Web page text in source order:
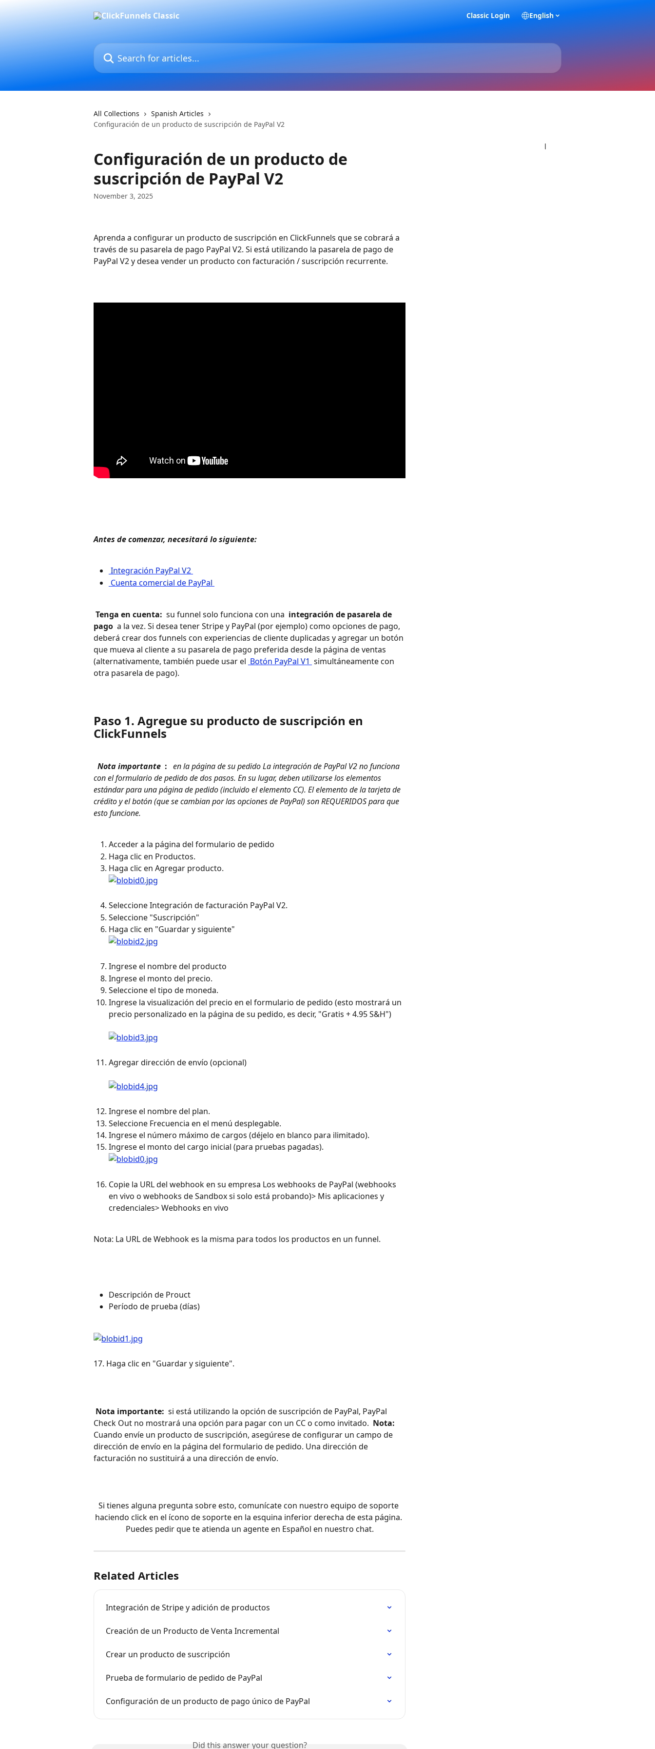
Classic Login English
Search for articles...
All Collections
Spanish Articles
Configuración de un producto de suscripción de PayPal V2
Configuración de un producto de
suscripción de PayPal V2
November 3, 2025
Aprenda a configurar un producto de suscripción en ClickFunnels que se cobrará a
través de su pasarela de pago PayPal V2. Si está utilizando la pasarela de pago de
PayPal V2 y desea vender un producto con facturación / suscripción recurrente.
Antes de comenzar, necesitará lo siguiente:
Integración PayPal V2
Cuenta comercial de PayPal
Tenga en cuenta: su funnel solo funciona con una integración de pasarela de
pago a la vez. Si desea tener Stripe y PayPal (por ejemplo) como opciones de pago,
deberá crear dos funnels con experiencias de cliente duplicadas y agregar un botón
que mueva al cliente a su pasarela de pago preferida desde la página de ventas
(alternativamente, también puede usar el Botón PayPal V1 simultáneamente con
otra pasarela de pago).
Paso 1. Agregue su producto de suscripción en
ClickFunnels
Nota importante : en la página de su pedido La integración de PayPal V2 no funciona
con el formulario de pedido de dos pasos. En su lugar, deben utilizarse los elementos
estándar para una página de pedido (incluido el elemento CC). El elemento de la tarjeta de
crédito y el botón (que se cambian por las opciones de PayPal) son REQUERIDOS para que
esto funcione.
Acceder a la página del formulario de pedido
Haga clic en Productos.
Haga clic en Agregar producto.
Seleccione Integración de facturación PayPal V2.
Seleccione "Suscripción"
Haga clic en "Guardar y siguiente"
Ingrese el nombre del producto
Ingrese el monto del precio.
Seleccione el tipo de moneda.
Ingrese la visualización del precio en el formulario de pedido (esto mostrará un
precio personalizado en la página de su pedido, es decir, "Gratis + 4.95 S&H")
Agregar dirección de envío (opcional)
Ingrese el nombre del plan.
Seleccione Frecuencia en el menú desplegable.
Ingrese el número máximo de cargos (déjelo en blanco para ilimitado).
Ingrese el monto del cargo inicial (para pruebas pagadas).
Copie la URL del webhook en su empresa Los webhooks de PayPal (webhooks
en vivo o webhooks de Sandbox si solo está probando)> Mis aplicaciones y
credenciales> Webhooks en vivo
Nota: La URL de Webhook es la misma para todos los productos en un funnel.
Descripción de Prouct
Período de prueba (días)
17. Haga clic en "Guardar y siguiente".
Nota importante: si está utilizando la opción de suscripción de PayPal, PayPal
Check Out no mostrará una opción para pagar con un CC o como invitado. Nota:
Cuando envíe un producto de suscripción, asegúrese de configurar un campo de
dirección de envío en la página del formulario de pedido. Una dirección de
facturación no sustituirá a una dirección de envío.
Si tienes alguna pregunta sobre esto, comunícate con nuestro equipo de soporte
haciendo click en el ícono de soporte en la esquina inferior derecha de esta página.
Puedes pedir que te atienda un agente en Español en nuestro chat.
Related Articles
Integración de Stripe y adición de productos
Creación de un Producto de Venta Incremental
Crear un producto de suscripción
Prueba de formulario de pedido de PayPal
Configuración de un producto de pago único de PayPal
Did this answer your question?